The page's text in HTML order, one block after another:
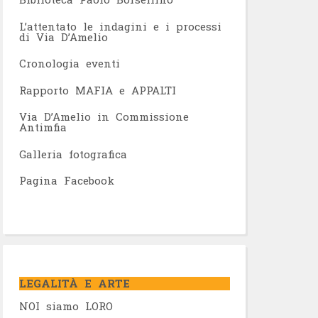
L’attentato le indagini e i processi
di Via D’Amelio
Cronologia eventi
Rapporto MAFIA e APPALTI
Via D’Amelio in Commissione
Antimfia
Galleria fotografica
Pagina Facebook
LEGALITÀ E ARTE
NOI siamo LORO